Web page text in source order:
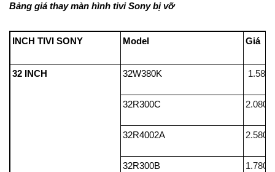
Bảng giá thay màn hình tivi Sony bị vỡ
INCH TIVI SONY Model
32 INCH 32W380K
32R300C
32R4002A
32R300B